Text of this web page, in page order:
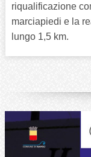
riqualificazione
marciapiedi e la
lungo 1,5 km.